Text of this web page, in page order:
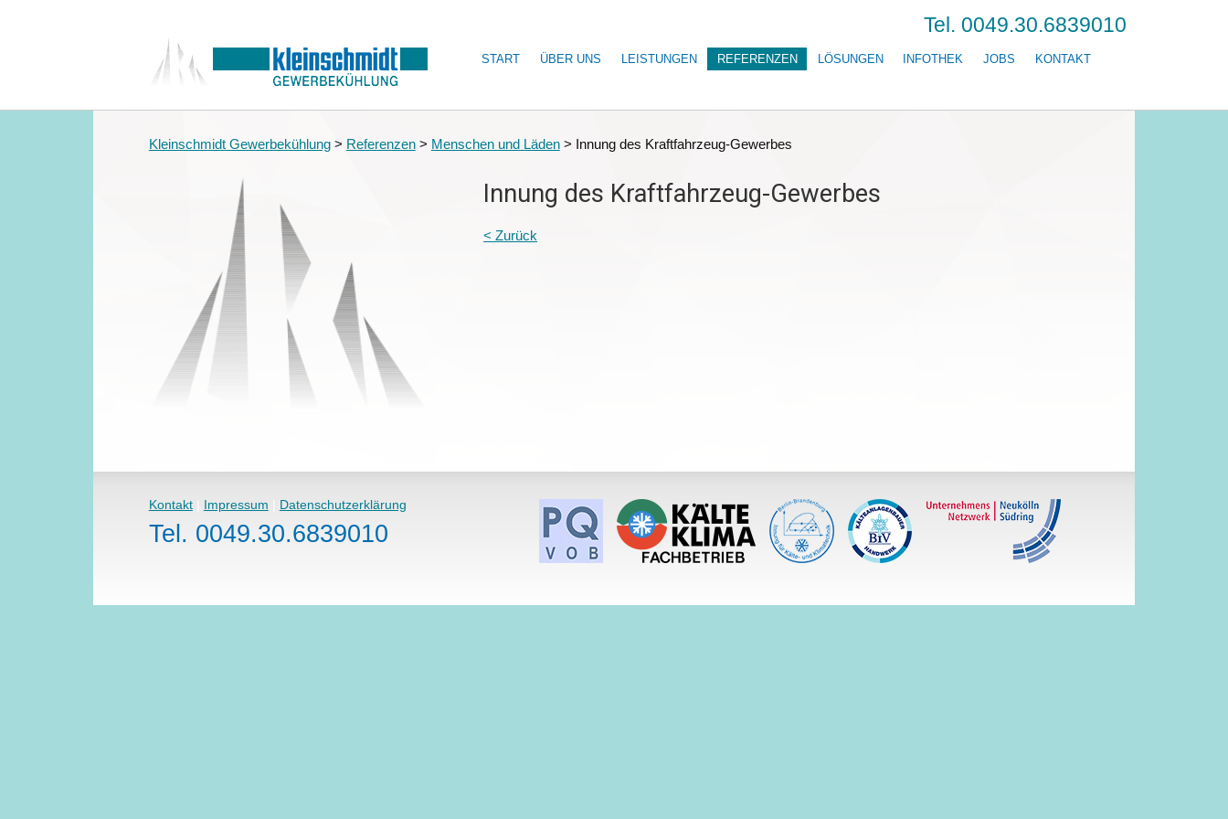
Tel. 0049.30.6839010
START ÜBER UNS LEISTUNGEN REFERENZEN LÖSUNGEN INFOTHEK JOBS KONTAKT
Kleinschmidt Gewerbekühlung> Referenzen> Menschen und Läden> Innung des Kraftfahrzeug-Gewerbes
Innung des Kraftfahrzeug-Gewerbes
< Zurück
Kontakt| Impressum Datenschutzerklärung
Tel. 0049.30.6839010